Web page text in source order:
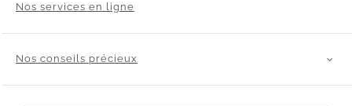
Nos services en ligne
Nos conseils précieux